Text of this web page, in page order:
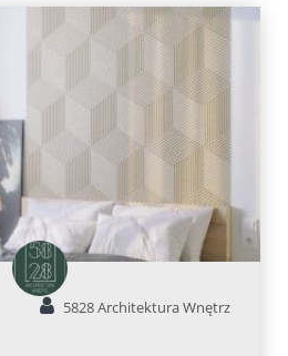
5828 Architektura Wnętrz